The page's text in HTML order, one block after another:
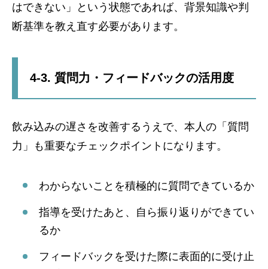
はできない」という状態であれば、背景知識や判
断基準を教え直す必要があります。
4-3. 質問力・フィードバックの活用度
飲み込みの遅さを改善するうえで、本人の「質問
力」も重要なチェックポイントになります。
わからないことを積極的に質問できているか
指導を受けたあと、自ら振り返りができてい
るか
フィードバックを受けた際に表面的に受け止